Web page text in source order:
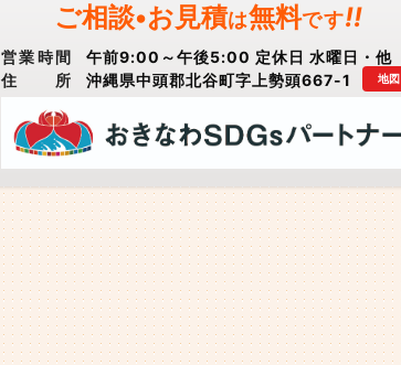
ご相談•お見積は無料です!!
営業時間
午前9:00～午後5:00 定休日 水曜日・他
住所
沖縄県中頭郡北谷町字上勢頭667-1 地図